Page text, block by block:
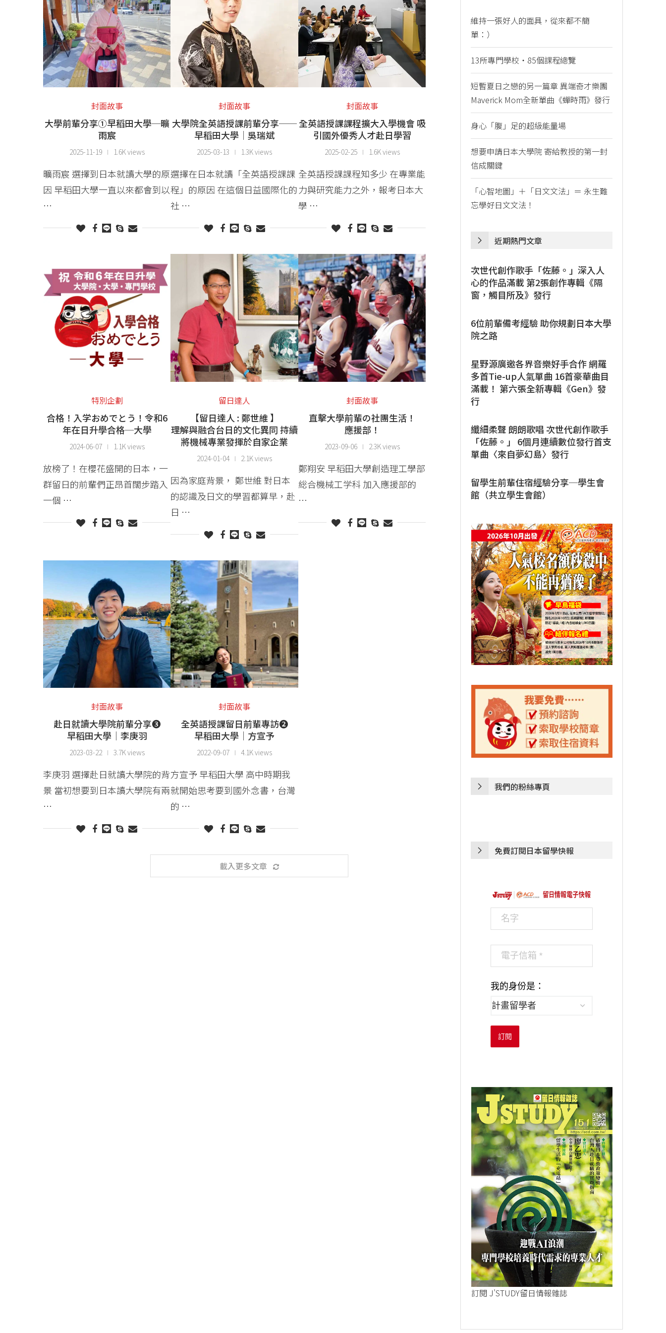
封面故事
大學前輩分享①早稻田大學─曠
雨宸
2025-11-19 1.6K views
曠雨宸 選擇到日本就讀大學的原
因 早稻田大學一直以來都會到以
…
封面故事
大學院全英語授課前輩分享──
早稻田大學│吳瑞斌
2025-03-13 1.3K views
選擇在日本就讀「全英語授課課
程」的原因 在這個日益國際化的
社 …
封面故事
全英語授課課程擴大入學機會 吸
引國外優秀人才赴日學習
2025-02-25 1.6K views
全英語授課課程知多少 在專業能
力與研究能力之外，報考日本大
學 …
特別企劃
合格！入学おめでとう！令和6
年在日升學合格─大學
2024-06-07 1.1K views
放榜了！在櫻花盛開的日本，一
群留日的前輩們正昂首闊步踏入
一個 …
留日達人
【留日達人 : 鄭世維 】
理解與融合台日的文化異同 持續
將機械專業發揮於自家企業
2024-01-04 2.1K views
因為家庭背景， 鄭世維 對日本
的認識及日文的學習都算早，赴
日 …
封面故事
直擊大學前輩の社團生活！
應援部！
2023-09-06 2.3K views
鄭翔安 早稻田大學創造理工學部
総合機械工学科 加入應援部的
…
封面故事
赴日就讀大學院前輩分享❸
早稻田大學│李庚羽
2023-03-22 3.7K views
李庚羽 選擇赴日就讀大學院的背
景 當初想要到日本讀大學院有兩
…
封面故事
全英語授課留日前輩專訪❷
早稻田大學│方宣予
2022-09-07 4.1K views
方宣予 早稻田大學 高中時期我
就開始思考要到國外念書，台灣
的 …
載入更多文章
維持一張好人的面具，從來都不簡
單：）
13所專門學校・85個課程總覽
短暫夏日之戀的另一篇章 異端奇才樂團
Maverick Mom全新單曲《蟬時雨》發行
身心「腹」足的超級能量場
想要申請日本大學院 寄給教授的第一封
信成關鍵
「心智地圖」＋「日文文法」＝ 永生難
忘學好日文文法！
近期熱門文章
次世代創作歌手「佐藤。」深入人
心的作品滿載 第2張創作專輯《隔
窗，觸目所及》發行
6位前輩備考經驗 助你規劃日本大學
院之路
星野源廣邀各界音樂好手合作 網羅
多首Tie-up人氣單曲 16首豪華曲目
滿載！ 第六張全新專輯《Gen》發
行
纖細柔聲 朗朗歌唱 次世代創作歌手
「佐藤。」 6個月連續數位發行首支
單曲〈來自夢幻島〉發行
留學生前輩住宿經驗分享─學生會
館（共立學生會館）
我們的粉絲專頁
免費訂閱日本留學快報
我的身份是：
訂閱
訂閱 J'STUDY留日情報雜誌